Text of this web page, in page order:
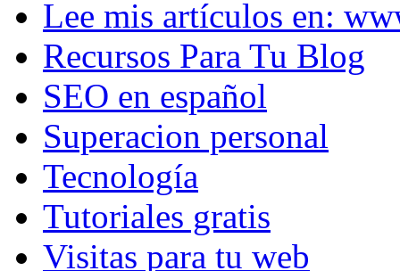
Lee mis artículos en:
Recursos Para Tu Blog
SEO en español
Superacion personal
Tecnología
Tutoriales gratis
Visitas para tu web